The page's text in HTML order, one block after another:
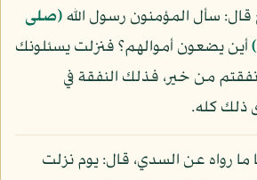
سأل المؤمنون رسول الله(صلى
أين يضعون أموالهم؟ فنزلت يسئلونك
من خير، فذلك النفقة في
ذلك كله.
ما رواه عن السدي، قال: يوم نزلت